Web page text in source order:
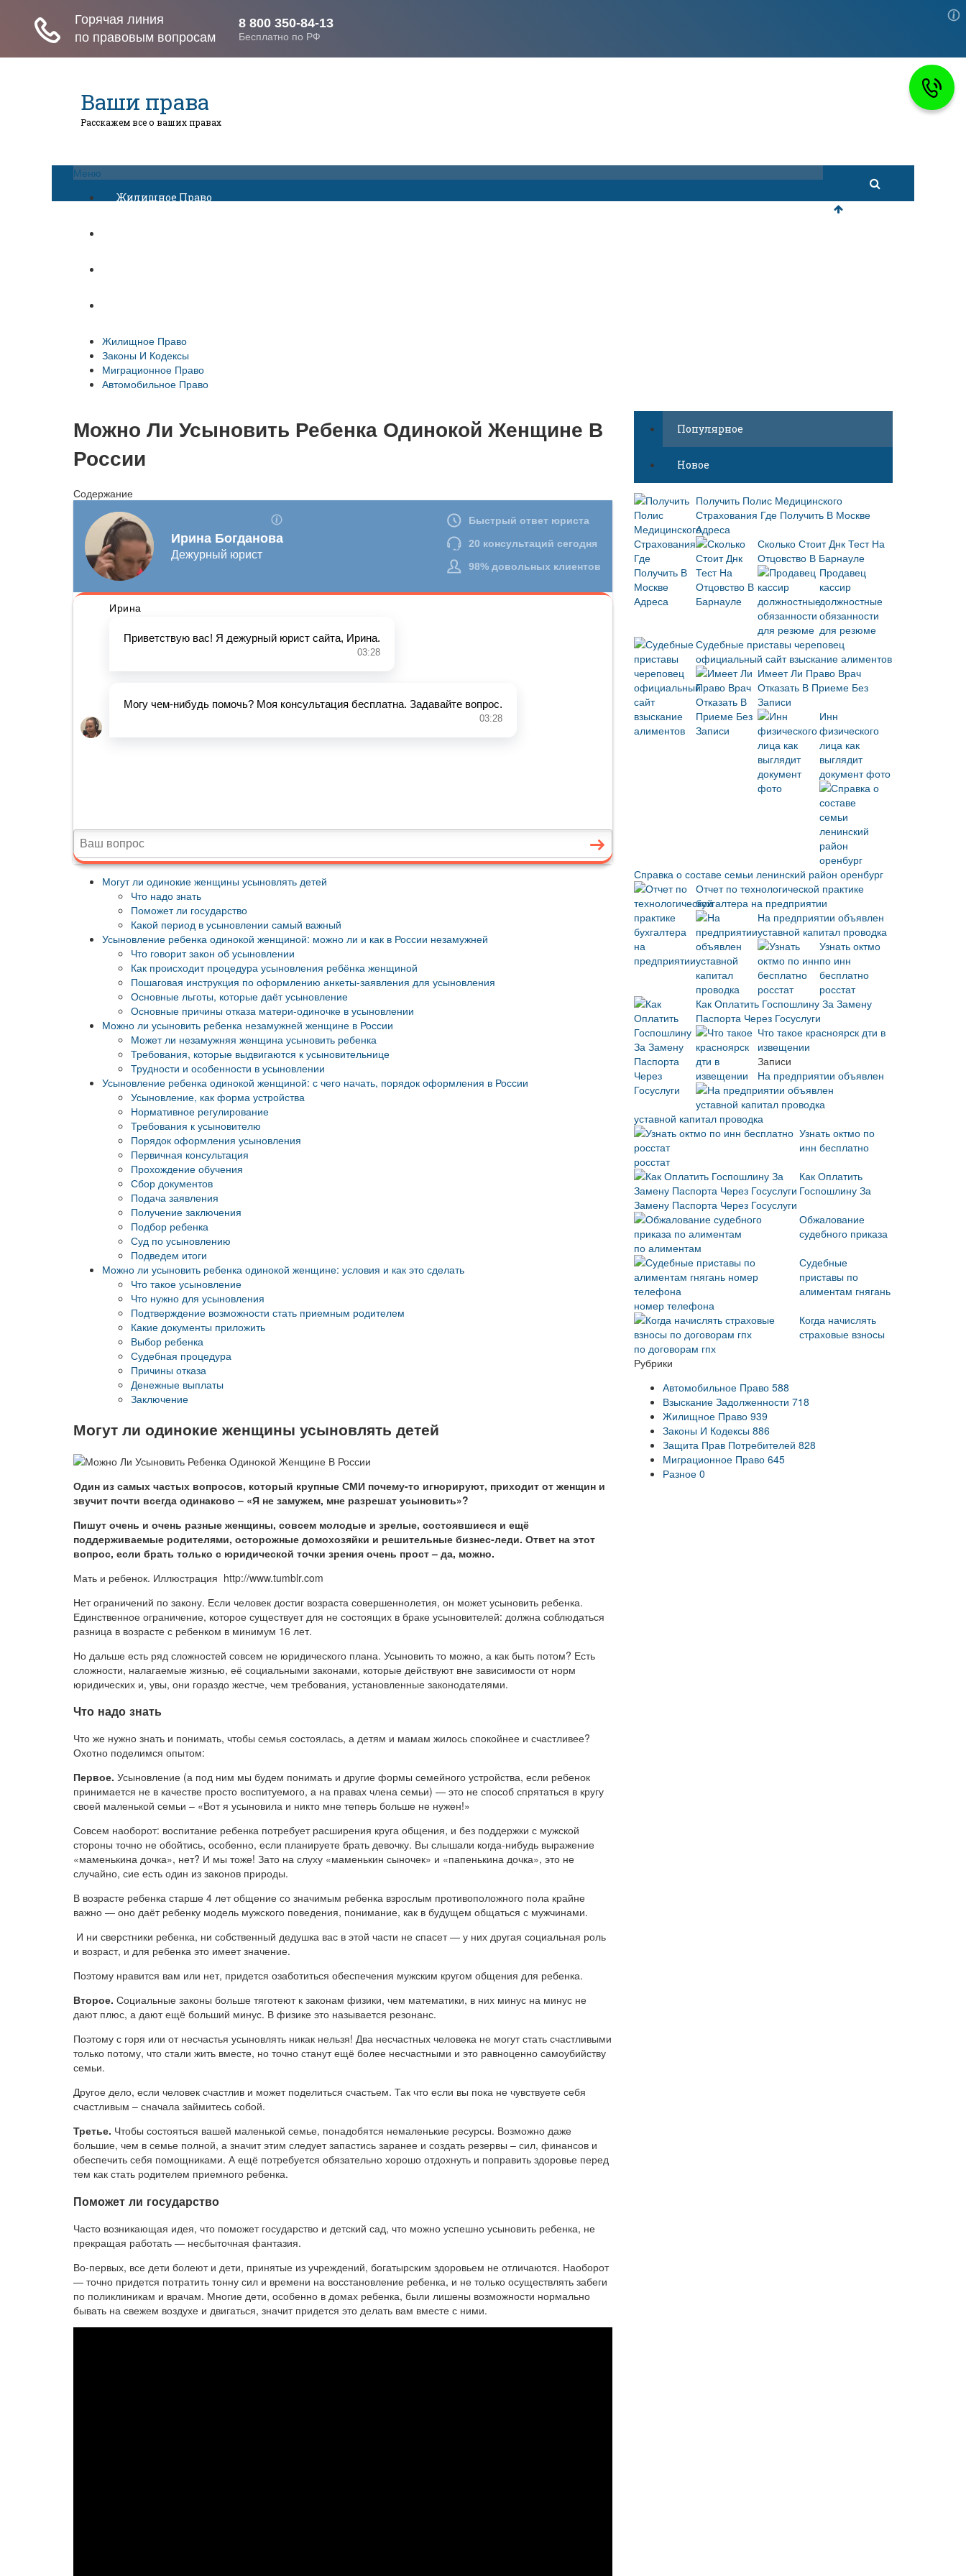
Ваши права
Расскажем все о ваших правах
Меню
Жилищное Право
Жилищное Право
Законы И Кодексы
Миграционное Право
Автомобильное Право
Можно Ли Усыновить Ребенка Одинокой Женщине В
России
Содержание
Могут ли одинокие женщины усыновлять детей
Что надо знать
Поможет ли государство
Какой период в усыновлении самый важный
Усыновление ребенка одинокой женщиной: можно ли и как в России незамужней
Что говорит закон об усыновлении
Как происходит процедура усыновления ребёнка женщиной
Пошаговая инструкция по оформлению анкеты-заявления для усыновления
Основные льготы, которые даёт усыновление
Основные причины отказа матери-одиночке в усыновлении
Можно ли усыновить ребенка незамужней женщине в России
Может ли незамужняя женщина усыновить ребенка
Требования, которые выдвигаются к усыновительнице
Трудности и особенности в усыновлении
Усыновление ребенка одинокой женщиной: с чего начать, порядок оформления в России
Усыновление, как форма устройства
Нормативное регулирование
Требования к усыновителю
Порядок оформления усыновления
Первичная консультация
Прохождение обучения
Сбор документов
Подача заявления
Получение заключения
Подбор ребенка
Суд по усыновлению
Подведем итоги
Можно ли усыновить ребенка одинокой женщине: условия и как это сделать
Что такое усыновление
Что нужно для усыновления
Подтверждение возможности стать приемным родителем
Какие документы приложить
Выбор ребенка
Судебная процедура
Причины отказа
Денежные выплаты
Заключение
Могут ли одинокие женщины усыновлять детей
Один из самых частых вопросов, который крупные СМИ почему-то игнорируют, приходит от женщин и
звучит почти всегда одинаково – «Я не замужем, мне разрешат усыновить»?
Пишут очень и очень разные женщины, совсем молодые и зрелые, состоявшиеся и ещё
поддерживаемые родителями, осторожные домохозяйки и решительные бизнес-леди. Ответ на этот
вопрос, если брать только с юридической точки зрения очень прост – да, можно.
Мать и ребенок. Иллюстрация http://www.tumblr.com
Нет ограничений по закону. Если человек достиг возраста совершеннолетия, он может усыновить ребенка.
Единственное ограничение, которое существует для не состоящих в браке усыновителей: должна соблюдаться
разница в возрасте с ребенком в минимум 16 лет.
Но дальше есть ряд сложностей совсем не юридического плана. Усыновить то можно, а как быть потом? Есть
сложности, налагаемые жизнью, её социальными законами, которые действуют вне зависимости от норм
юридических и, увы, они гораздо жестче, чем требования, установленные законодателями.
Что надо знать
Что же нужно знать и понимать, чтобы семья состоялась, а детям и мамам жилось спокойнее и счастливее?
Охотно поделимся опытом:
Первое. Усыновление (а под ним мы будем понимать и другие формы семейного устройства, если ребенок
принимается не в качестве просто воспитуемого, а на правах члена семьи) — это не способ спрятаться в кругу
своей маленькой семьи – «Вот я усыновила и никто мне теперь больше не нужен!»
Совсем наоборот: воспитание ребенка потребует расширения круга общения, и без поддержки с мужской
стороны точно не обойтись, особенно, если планируете брать девочку. Вы слышали когда-нибудь выражение
«маменькина дочка», нет? И мы тоже! Зато на слуху «маменькин сыночек» и «папенькина дочка», это не
случайно, сие есть один из законов природы.
В возрасте ребенка старше 4 лет общение со значимым ребенка взрослым противоположного пола крайне
важно — оно даёт ребенку модель мужского поведения, понимание, как в будущем общаться с мужчинами.
И ни сверстники ребенка, ни собственный дедушка вас в этой части не спасет — у них другая социальная роль
и возраст, и для ребенка это имеет значение.
Поэтому нравится вам или нет, придется озаботиться обеспечения мужским кругом общения для ребенка.
Второе. Социальные законы больше тяготеют к законам физики, чем математики, в них минус на минус не
дают плюс, а дают ещё больший минус. В физике это называется резонанс.
Поэтому с горя или от несчастья усыновлять никак нельзя! Два несчастных человека не могут стать счастливыми
только потому, что стали жить вместе, но точно станут ещё более несчастными и это равноценно самоубийству
семьи.
Другое дело, если человек счастлив и может поделиться счастьем. Так что если вы пока не чувствуете себя
счастливым – сначала займитесь собой.
Третье. Чтобы состояться вашей маленькой семье, понадобятся немаленькие ресурсы. Возможно даже
большие, чем в семье полной, а значит этим следует запастись заранее и создать резервы – сил, финансов и
обеспечить себя помощниками. А ещё потребуется обязательно хорошо отдохнуть и поправить здоровье перед
тем как стать родителем приемного ребенка.
Поможет ли государство
Часто возникающая идея, что поможет государство и детский сад, что можно успешно усыновить ребенка, не
прекращая работать — несбыточная фантазия.
Во-первых, все дети болеют и дети, принятые из учреждений, богатырским здоровьем не отличаются. Наоборот
— точно придется потратить тонну сил и времени на восстановление ребенка, и не только осуществлять забеги
по поликлиникам и врачам. Многие дети, особенно в домах ребенка, были лишены возможности нормально
бывать на свежем воздухе и двигаться, значит придется это делать вам вместе с ними.
Популярное
Новое
Получить Полис Медицинского
Страхования Где Получить В Москве
Адреса
Сколько Стоит Днк Тест На
Отцовство В Барнауле
Продавец
кассир
должностные
обязанности
для резюме
Судебные приставы череповец
официальный сайт взыскание алиментов
Имеет Ли Право Врач
Отказать В Приеме Без
Записи
Инн
физического
лица как
выглядит
документ фото
Справка о составе семьи ленинский район оренбург
Отчет по технологической практике
бухгалтера на предприятии
На предприятии объявлен
уставной капитал проводка
Узнать октмо
по инн
бесплатно
росстат
Как Оплатить Госпошлину За Замену
Паспорта Через Госуслуги
Что такое красноярск дти в
извещении
Записи
На предприятии объявлен
уставной капитал проводка
Узнать октмо по
инн бесплатно
росстат
Как Оплатить
Госпошлину За
Замену Паспорта Через Госуслуги
Обжалование
судебного приказа
по алиментам
Судебные
приставы по
алиментам гнягань
номер телефона
Когда начислять
страховые взносы
по договорам гпх
Рубрики
Автомобильное Право 588
Взыскание Задолженности 718
Жилищное Право 939
Законы И Кодексы 886
Защита Прав Потребителей 828
Миграционное Право 645
Разное 0